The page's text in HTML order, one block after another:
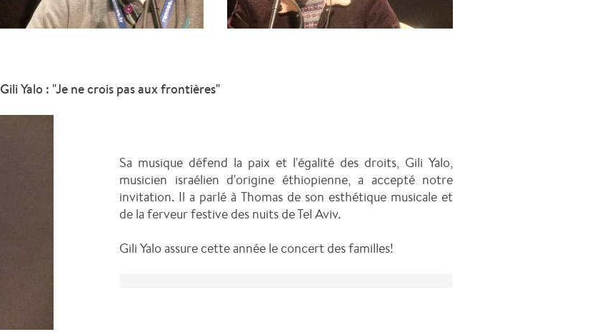
Gili Yalo : "Je ne crois pas aux frontières"
Sa musique défend la paix et l'égalité des droits, Gili Yalo,
musicien israélien d'origine éthiopienne, a accepté notre
invitation. Il a parlé à Thomas de son esthétique musicale et
de la ferveur festive des nuits de Tel Aviv.
Gili Yalo assure cette année le concert des familles!